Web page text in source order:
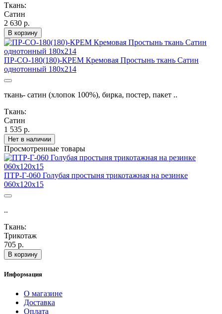
Ткань:
Сатин
2 630 р.
В корзину
ПР-СО-180(180)-КРЕМ Кремовая Простынь ткань Сатин
однотонный 180х214
ткань- сатин (хлопок 100%), бирка, постер, пакет ..
Ткань:
Сатин
1 535 р.
Нет в наличии
Просмотренные товары
ПТР-Г-060 Голубая простыня трикотажная на резинке
060х120х15
..
Ткань:
Трикотаж
705 р.
В корзину
Информация
О магазине
Доставка
Оплата